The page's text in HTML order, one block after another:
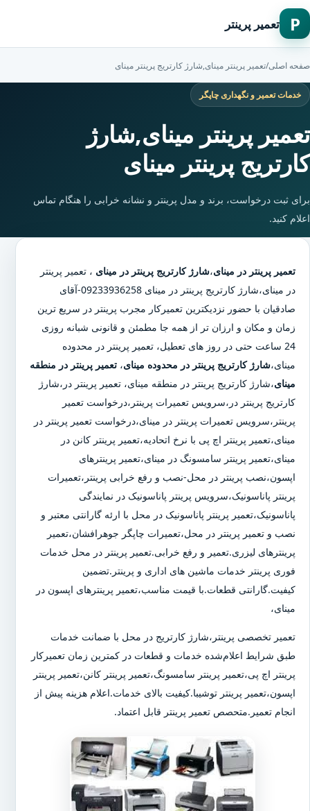
P تعمیر پرینتر
صفحه اصلی/تعمیر پرینتر مینای,شارژ کارتریج پرینتر مینای
خدمات تعمیر و نگهداری چاپگر
تعمیر پرینتر مینای,شارژ
کارتریج پرینتر مینای
برای ثبت درخواست، برند و مدل پرینتر و نشانه خرابی را هنگام تماس
اعلام کنید.
تعمیر پرینتر در مینای،شارژ کارتریج پرینتر در مینای ، تعمیر پرینتر
در مینای،شارژ کارتریج پرینتر در مینای
09233936258-آقای
صادقیان با حضور نزدیکترین تعمیرکار مجرب پرینتر در سریع ترین
زمان و مکان و ارزان تر از همه جا مطمئن و قانونی شبانه روزی
24 ساعت حتی در روز های تعطیل، تعمیر پرینتر در محدوده
مینای،شارژ کارتریج پرینتر در محدوده مینای، تعمیر پرینتر در منطقه
مینای،شارژ کارتریج پرینتر در منطقه مینای، تعمیر پرینتر در،شارژ
کارتریج پرینتر در،سرویس تعمیرات پرینتر،درخواست تعمیر
پرینتر،سرویس تعمیرات پرینتر در مینای،درخواست تعمیر پرینتر در
مینای،تعمیر پرینتر اچ پی با نرخ اتحادیه،تعمیر پرینتر کانن در
مینای،تعمیر پرینتر سامسونگ در مینای،تعمیر پرینترهای
اپسون،نصب پرینتر در محل-نصب و رفع خرابی پرینتر،تعمیرات
پرینتر پاناسونیک،سرویس پرینتر پاناسونیک در نمایندگی
پاناسونیک،تعمیر پرینتر پاناسونیک در محل با ارئه گارانتی معتبر و
نصب و تعمیر پرینتر در محل،تعمیرات چاپگر جوهرافشان،تعمیر
پرینترهای لیزری.تعمیر و رفع خرابی.تعمیر پرینتر در محل خدمات
فوری پرینتر خدمات ماشین های اداری و پرینتر.تضمین
کیفیت.گارانتی قطعات.با قیمت مناسب،تعمیر پرینترهای اپسون در
مینای،
تعمیر تخصصی پرینتر،شارژ کارتریج در محل با ضمانت خدمات
طبق شرایط اعلام‌شده خدمات و قطعات در کمترین زمان تعمیرکار
پرینتر اچ پی،تعمیر پرینتر سامسونگ،تعمیر پرینتر کانن،تعمیر پرینتر
اپسون،تعمیر پرینتر توشیبا.کیفیت بالای خدمات.اعلام هزینه پیش از
انجام تعمیر.متحصص تعمیر پرینتر قابل اعتماد.